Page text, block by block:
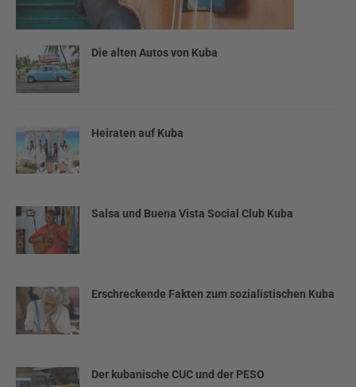
Die alten Autos von Kuba
Heiraten auf Kuba
Salsa und Buena Vista Social Club Kuba
Erschreckende Fakten zum sozialistischen Kuba
Der kubanische CUC und der PESO